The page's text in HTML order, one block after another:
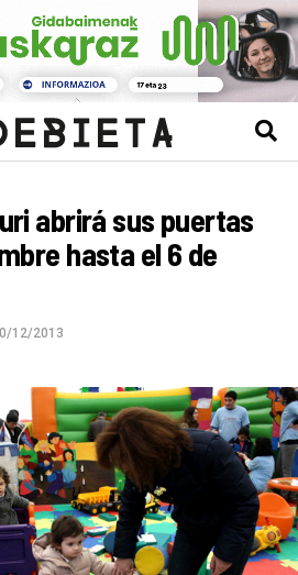
abrirá sus puertas
hasta el 6 de
12/2013